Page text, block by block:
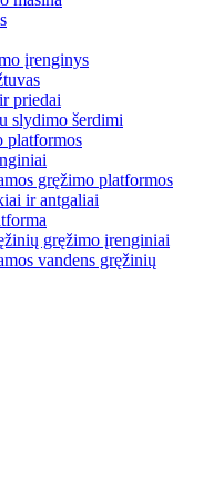
įrenginys
priedai
slydimo šerdimi
platformos
gręžimo platformos
ir antgaliai
gręžimo įrenginiai
vandens gręžinių